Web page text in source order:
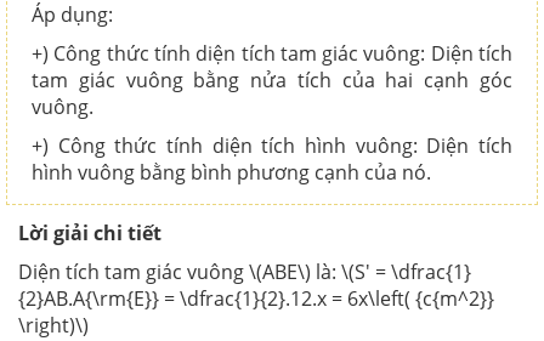
Áp dụng:
+) Công thức tính diện tích tam giác vuông: Diện tích
tam giác vuông bằng nửa tích của hai cạnh góc
vuông.
+) Công thức tính diện tích hình vuông: Diện tích
hình vuông bằng bình phương cạnh của nó.
Lời giải chi tiết
Diện tích tam giác vuông \(ABE\) là: \(S' = \dfrac{1}
{2}AB.A{\rm{E}} = \dfrac{1}{2}.12.x = 6x\left( {c{m^2}}
\right)\)